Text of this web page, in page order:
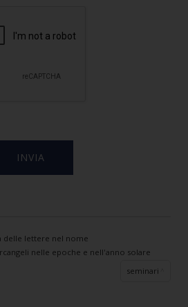
delle lettere nel nome
nelle epoche e nell'anno solare
seminari